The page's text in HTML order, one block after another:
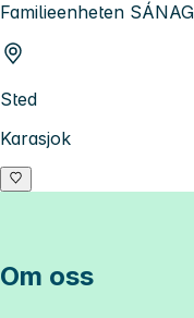
Familieenheten
Sted
Karasjok
Om oss